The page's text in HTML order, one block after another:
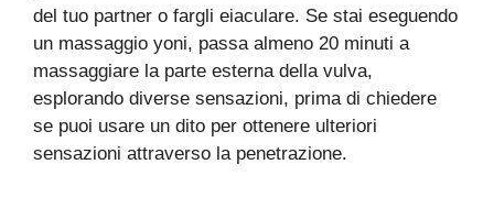
del tuo partner o fargli eiaculare. Se stai eseguendo
un massaggio yoni, passa almeno 20 minuti a
massaggiare la parte esterna della vulva,
esplorando diverse sensazioni, prima di chiedere
se puoi usare un dito per ottenere ulteriori
sensazioni attraverso la penetrazione.